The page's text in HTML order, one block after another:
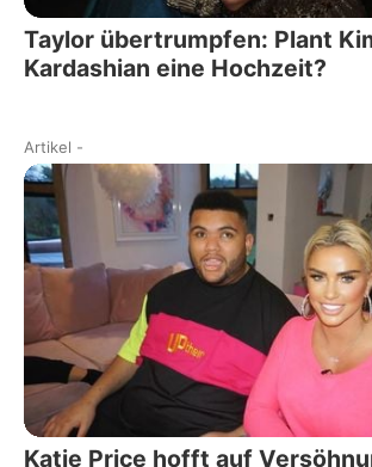
Taylor übertrumpfen: Plant
Kardashian eine Hochzeit?
Artikel -
Katie Price hofft auf